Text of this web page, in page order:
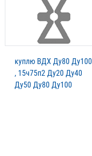
куплю ВДХ Ду80 Ду100
, 15ч75п2 Ду20 Ду40
Ду50 Ду80 Ду100